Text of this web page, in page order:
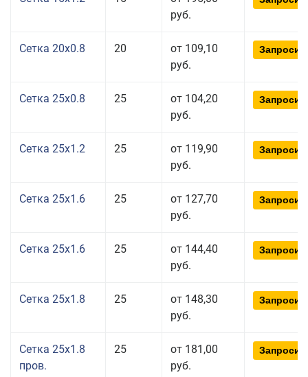
руб.
Сетка 20x0.8 20
от 109,10
руб.
Сетка 25x0.8 25
от 104,20
руб.
Сетка 25x1.2 25
от 119,90
руб.
Сетка 25x1.6 25
от 127,70
руб.
Сетка 25x1.6 25
от 144,40
руб.
Сетка 25x1.8 25
от 148,30
руб.
Сетка 25x1.8
пров.
25
от 181,00
руб.